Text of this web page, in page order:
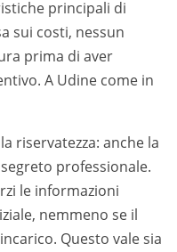
principali di
sui costi, nessun
prima di aver
A Udine come in
riservatezza: anche la
professionale.
le informazioni
nemmeno se il
Questo vale sia